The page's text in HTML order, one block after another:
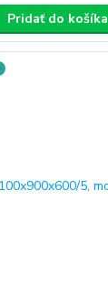
Pridať do košíka